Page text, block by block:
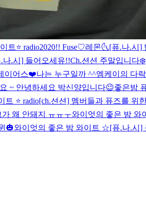
트⭐️ radio2020!! Fuse♡레몬🌜[퓨.나.시]
나.시] 들어오세유!!Ch.션션 주말입니다❄️
이어스❤️나는 누구일까 ^^엠케이의 다
~ 안녕하세요 박신양입니다😉좋은밤
트 ⭐️ radio[ch.션션] 멤버들과 퓨즈를 위
왜 안돼지 ㅠㅠㅜ와이엇의 좋은 밤 와
🎃와이엇의 좋은 밤 와이트 ☆[퓨.나.시]